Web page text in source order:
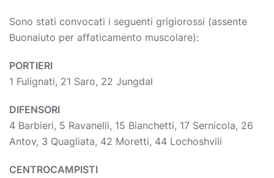
Sono stati convocati i seguenti grigiorossi (assente
Buonaiuto per affaticamento muscolare):
PORTIERI
1 Fulignati, 21 Saro, 22 Jungdal
DIFENSORI
4 Barbieri, 5 Ravanelli, 15 Bianchetti, 17 Sernicola, 26
Antov, 3 Quagliata, 42 Moretti, 44 Lochoshvili
CENTROCAMPISTI